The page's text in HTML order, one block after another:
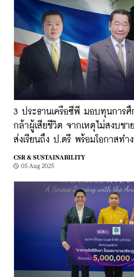
3 ประธานเครือซีพี มอบทุนการ
กล้าผู้เสียชีวิต จากเหตุไม่สงบช
ส่งเรียนถึง ป.ตรี พร้อมโอกาสทำง
CSR & SUSTAINABILITY
05 Aug 2025